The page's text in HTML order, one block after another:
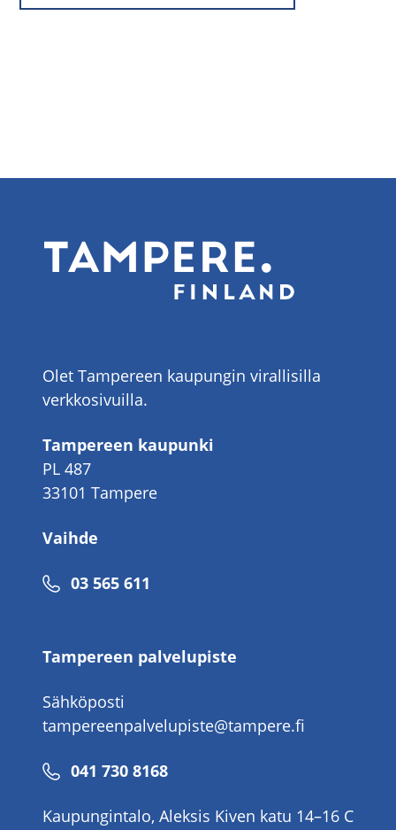
Olet Tampereen kaupungin virallisilla
verkkosivuilla.
Tampereen kaupunki
PL 487
33101 Tampere
Vaihde
Puhelinnumero
03 565 611
Tampereen palvelupiste
Sähköposti
tampereenpalvelupiste@tampere.fi
Puhelinnumero
041 730 8168
Kaupungintalo, Aleksis Kiven katu 14–16 C